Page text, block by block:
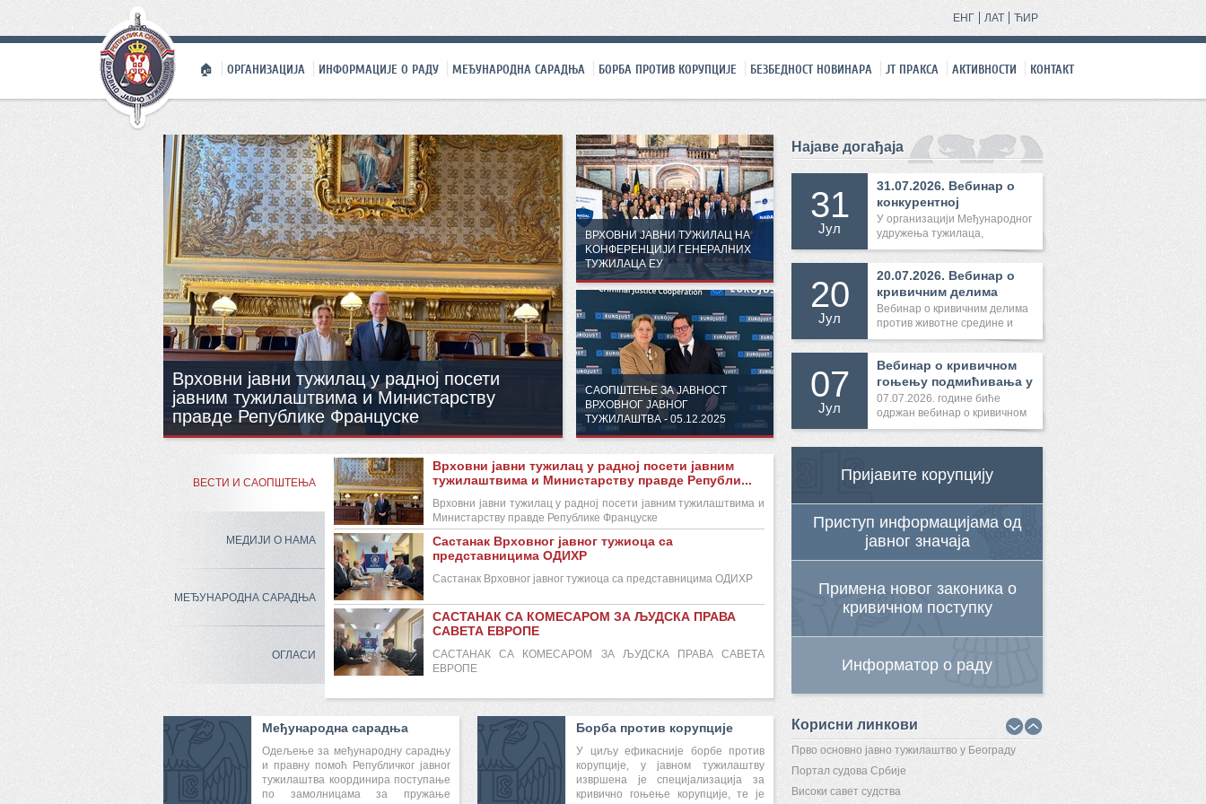
ЋИР
ЛАТ
ЕНГ
🏠 ОРГАНИЗАЦИЈА ИНФОРМАЦИЈЕ О РАДУ МЕЂУНАРОДНА САРАДЊА БОРБА ПРОТИВ КОРУПЦИЈЕ БЕЗБЕДНОСТ НОВИНАРА ЈТ ПРАКСA АКТИВНОСТИ КОНТАКТ
Најаве догађаја
31
Јул
31.07.2026. Вебинар о
конкурентној
међународној...
У организацији Међународног
удружења тужилаца,
31.07.2026...
20
Јул
20.07.2026. Вебинар о
кривичним делима
против ж...
Вебинар о кривичним делима
против животне средине и
Конве...
07
Јул
Вебинар о кривичном
гоњењу подмићивања у
спорту
07.07.2026. године биће
одржан вебинар о кривичном
гоњењу...
Пријавите корупцију
Приступ информацијама од
јавног значаја
Примена новог законика о
кривичном поступку
Информатор о раду
Корисни линкови
Прво основно јавно тужилаштво у Београду
Портал судова Србије
Високи савет судства
Врховни јавни тужилац у радној посети
јавним тужилаштвима и Министарству
правде Републике Француске
ВРХОВНИ ЈАВНИ ТУЖИЛАЦ НА
KОНФЕРЕНЦИЈИ ГЕНЕРАЛНИХ
ТУЖИЛАЦА ЕУ
САОПШТЕЊЕ ЗА ЈАВНОСТ
ВРХОВНОГ ЈАВНОГ
ТУЖИЛАШТВА - 05.12.2025
ВЕСТИ И САОПШТЕЊА
МЕДИЈИ О НАМА
МЕЂУНАРОДНА САРАДЊА
ОГЛАСИ
Врховни јавни тужилац у радној посети јавним
тужилаштвима и Министарству правде Републи...
Врховни јавни тужилац у радној посети јавним тужилаштвима и
Министарству правде Републике Француске
Састанак Врховног јавног тужиоца са
представницима ОДИХР
Састанак Врховног јавног тужиоца са представницима ОДИХР
САСТАНАК СА КОМЕСАРОМ ЗА ЉУДСКА ПРАВА
САВЕТА ЕВРОПЕ
САСТАНАК СА КОМЕСАРОМ ЗА ЉУДСКА ПРАВА САВЕТА
ЕВРОПЕ
Међународна сарадња
Одељење за међународну сарадњу
и правну помоћ Републичког јавног
тужилаштва координира поступање
по замолницама за пружање
Борба против корупције
У циљу ефикасније борбе против
корупције, у јавном тужилаштву
извршена је специјализација за
кривично гоњење корупције, те је